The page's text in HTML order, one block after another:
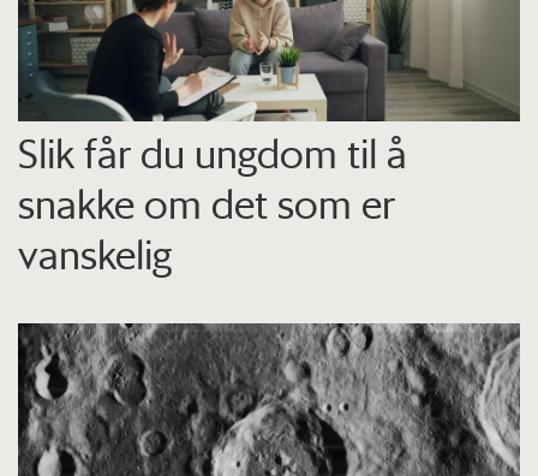
Slik får du ungdom til å
snakke om det som er
vanskelig